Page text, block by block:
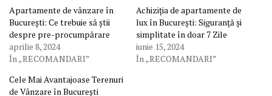
Apartamente de vânzare în
București: Ce trebuie să știi
despre pre-procumpărare
aprilie 8, 2024
În „RECOMANDARI”
Achiziția de apartamente de
lux în București: Siguranță și
simplitate în doar 7 Zile
iunie 15, 2024
În „RECOMANDARI”
Cele Mai Avantajoase Terenuri
de Vânzare în București